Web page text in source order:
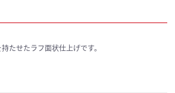
たせたラフ面状仕上げです。